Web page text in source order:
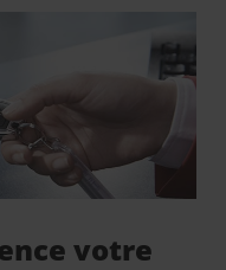
votre